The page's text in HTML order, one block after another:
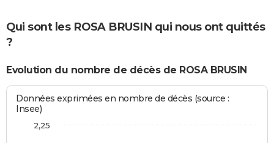
Qui sont les ROSA BRUSIN qui nous ont quittés
?
Evolution du nombre de décès de ROSA BRUSIN
Données exprimées en nombre de décès (source :
Insee)
2,25